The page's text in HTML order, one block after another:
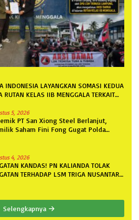
INDONESIA LAYANGKAN SOMASI KEDUA
RUTAN KELAS IIB MENGGALA TERKAIT
5, 2026
PT San Xiong Steel Berlanjut,
Saham Fini Fong Gugat Polda
4, 2026
KANDAS! PN KALIANDA TOLAK
TERHADAP LSM TRIGA NUSANTARA
Selengkapnya